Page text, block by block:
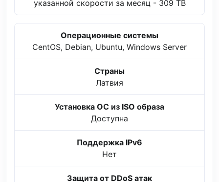
указанной скорости за месяц - 309 TB
Операционные системы
CentOS, Debian, Ubuntu, Windows Server
Страны
Латвия
Установка ОС из ISO образа
Доступна
Поддержка IPv6
Нет
Защита от DDoS атак